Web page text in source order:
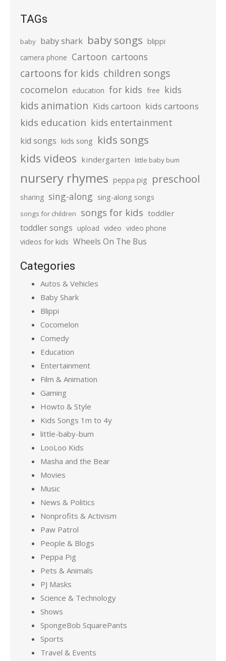
TAGs
baby baby shark baby songs blippi
camera phone Cartoon cartoons
cartoons for kids children songs
cocomelon education for kids free kids
kids animation Kids cartoon kids cartoons
kids education kids entertainment
kid songs kids song kids songs
kids videos kindergarten little baby bum
nursery rhymes peppa pig preschool
sharing sing-along sing-along songs
songs for children songs for kids toddler
toddler songs upload video video phone
videos for kids Wheels On The Bus
Categories
Autos & Vehicles
Baby Shark
Blippi
Cocomelon
Comedy
Education
Entertainment
Film & Animation
Gaming
Howto & Style
Kids Songs 1m to 4y
little-baby-bum
LooLoo Kids
Masha and the Bear
Movies
Music
News & Politics
Nonprofits & Activism
Paw Patrol
People & Blogs
Peppa Pig
Pets & Animals
PJ Masks
Science & Technology
Shows
SpongeBob SquarePants
Sports
Travel & Events